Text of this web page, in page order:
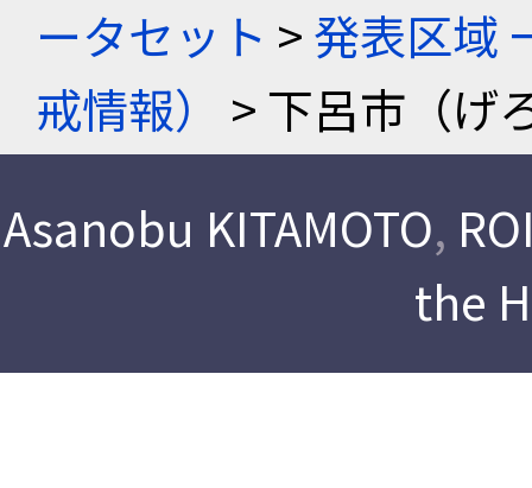
ータセット >発表区域
戒情報）
> 下呂市（げ
Asanobu KITAMOTO,
the